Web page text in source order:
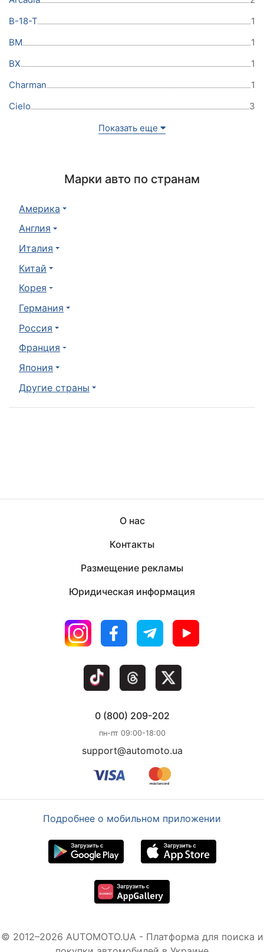
B-18-T
1
BM
1
BX
1
Charman
1
Cielo
3
Показать еще
Марки авто по странам
Америка
Англия
Италия
Китай
Корея
Германия
Россия
Франция
Япония
Другие страны
О нас
Контакты
Размещение рекламы
Юридическая информация
0 (800) 209-202
пн-пт 09:00-18:00
support@automoto.ua
Подробнее о мобильном приложении
© 2012–2026 AUTOMOTO.UA - Платформа для поиска и